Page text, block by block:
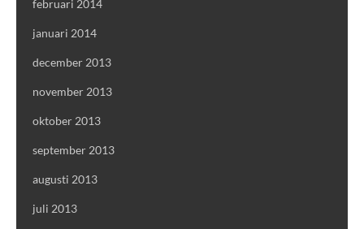
februari 2014
januari 2014
december 2013
november 2013
oktober 2013
september 2013
augusti 2013
juli 2013